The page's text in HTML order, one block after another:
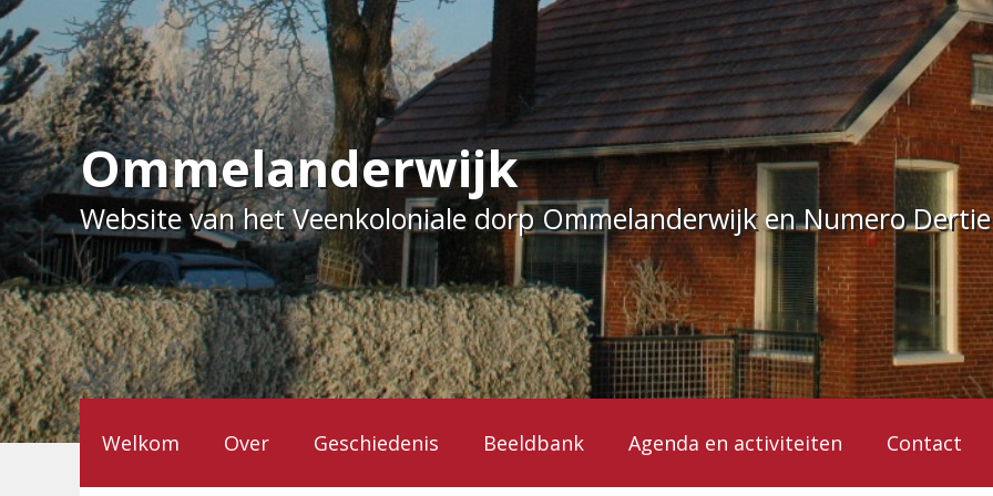
Ga
naar
de
inhoud
Ommelanderwijk
Website van het Veenkoloniale dorp Ommelanderwijk en Numero
Welkom Over Geschiedenis Beeldbank Agenda en activiteiten Contact